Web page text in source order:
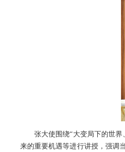
张大使围绕“大变局下的世
来的重要机遇等进行讲授，强调